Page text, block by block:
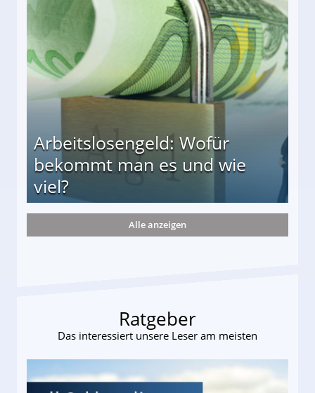
Arbeitslosengeld: Wofür
bekommt man es und wie
viel?
und wie viel?
Alle anzeigen
Ratgeber
Das interessiert unsere Leser am meisten